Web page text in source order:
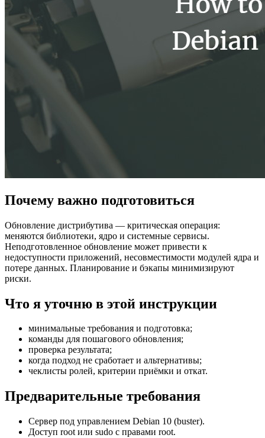
Почему важно подготовиться
Обновление дистрибутива — критическая операция:
меняются библиотеки, ядро и системные сервисы.
Неподготовленное обновление может привести к
недоступности приложений, несовместимости модулей ядра и
потере данных. Планирование и бэкапы минимизируют
риски.
Что я уточню в этой инструкции
минимальные требования и подготовка;
команды для пошагового обновления;
проверка результата;
когда подход не сработает и альтернативы;
чеклисты ролей, критерии приёмки и откат.
Предварительные требования
Сервер под управлением Debian 10 (buster).
Доступ root или sudo с правами root.